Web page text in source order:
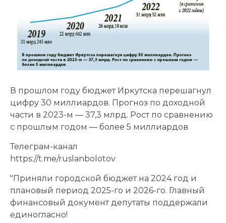
В прошлом году бюджет Иркутска перешагнул
цифру 30 миллиардов. Прогноз по доходной
части в 2023-м — 37,3 млрд. Рост по сравнению
с прошлым годом — более 5 миллиардов
Телеграм-канал
https://t.me/ruslanbolotov
"Приняли городской бюджет на 2024 год и
плановый период 2025-го и 2026-го. Главный
финансовый документ депутаты поддержали
единогласно!